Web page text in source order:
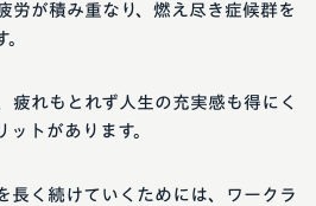
労が積み重なり、燃え尽き症候群を
疲れもとれず人生の充実感も得にく
ットがあります。
長く続けていくためには、ワークラ